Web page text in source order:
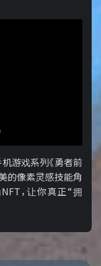
游戏系列《勇者前
的像素灵感技能角
NFT，让你真正“拥